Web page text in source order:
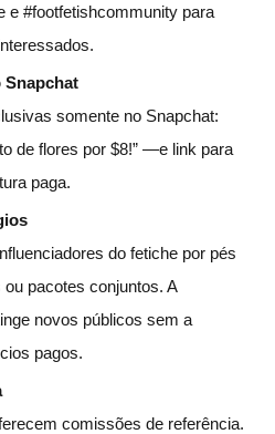
e #footfetishcommunity para
Snapchat
somente no Snapchat:
de flores por $8!” —e link para
paga.
do fetiche por pés
pacotes conjuntos. A
novos públicos sem a
pagos.
comissões de referência.